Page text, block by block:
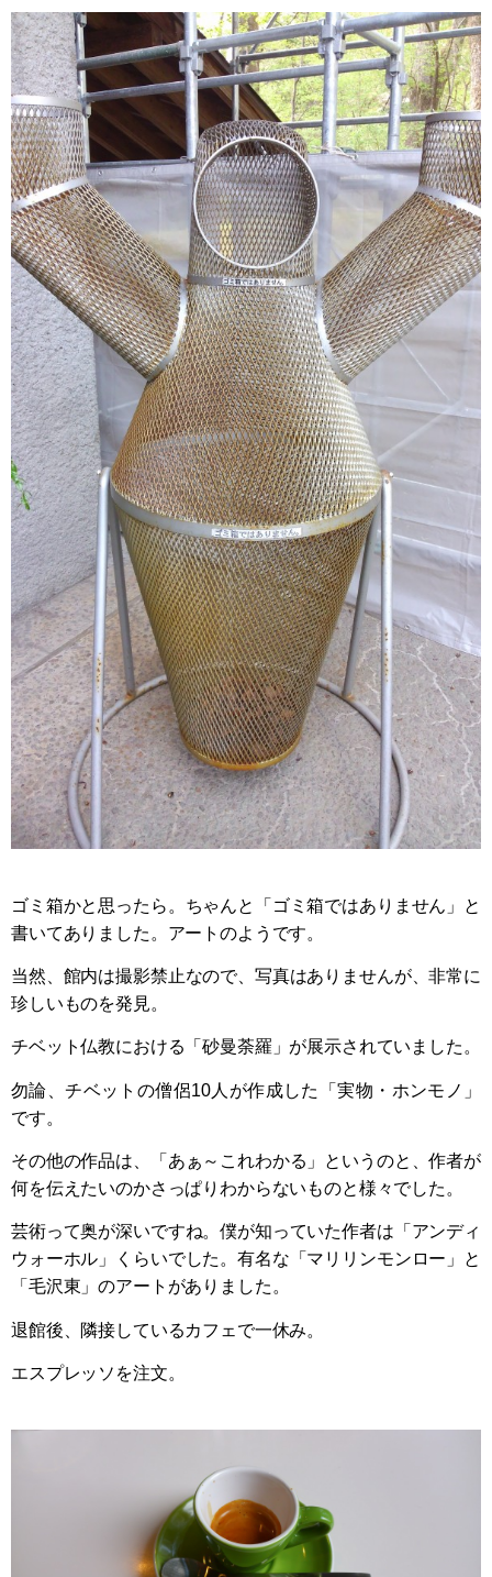
ゴミ箱かと思ったら。ちゃんと「ゴミ箱ではありません」と
書いてありました。アートのようです。
当然、館内は撮影禁止なので、写真はありませんが、非常に
珍しいものを発見。
チベット仏教における「砂曼荼羅」が展示されていました。
勿論、チベットの僧侶10人が作成した「実物・ホンモノ」
です。
その他の作品は、「あぁ～これわかる」というのと、作者が
何を伝えたいのかさっぱりわからないものと様々でした。
芸術って奥が深いですね。僕が知っていた作者は「アンディ
ウォーホル」くらいでした。有名な「マリリンモンロー」と
「毛沢東」のアートがありました。
退館後、隣接しているカフェで一休み。
エスプレッソを注文。